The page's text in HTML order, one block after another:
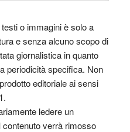
o immagini è solo a
e senza alcuno scopo di
giornalistica in quanto
periodicità specifica. Non
editoriale ai sensi
ledere un
contenuto verrà rimosso